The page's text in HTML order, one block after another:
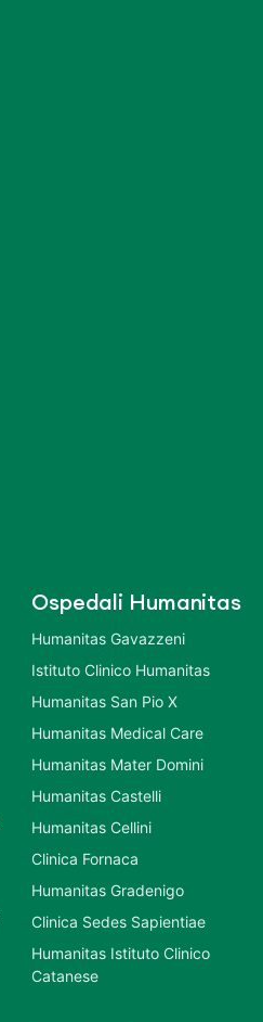
Ospedali Humanitas
Humanitas Gavazzeni
Istituto Clinico Humanitas
Humanitas San Pio X
Humanitas Medical Care
Humanitas Mater Domini
Humanitas Castelli
Humanitas Cellini
Clinica Fornaca
Humanitas Gradenigo
Clinica Sedes Sapientiae
Humanitas Istituto Clinico
Catanese